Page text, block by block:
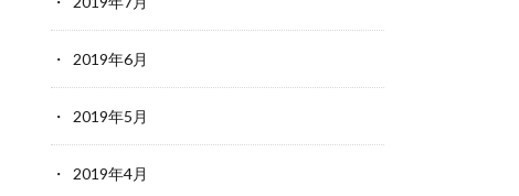
2019年6月
2019年5月
2019年4月